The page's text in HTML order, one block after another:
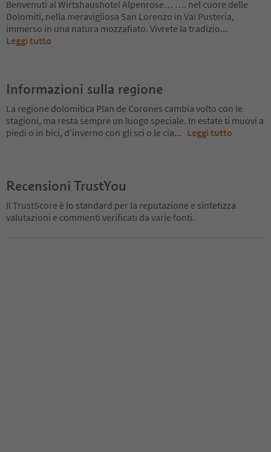
Benvenuti al Wirtshaushotel Alpenrose… …. nel cuore delle
Dolomiti, nella meravigliosa San Lorenzo in Val Pusteria,
immerso in una natura mozzafiato. Vivrete la tradizio...
Leggi tutto
Informazioni sulla regione
La regione dolomitica Plan de Corones cambia volto con le
stagioni, ma resta sempre un luogo speciale. In estate ti muovi a
piedi o in bici, d’inverno con gli sci o le cia... Leggi tutto
Recensioni TrustYou
Il TrustScore è lo standard per la reputazione e sintetizza
valutazioni e commenti verificati da varie fonti.